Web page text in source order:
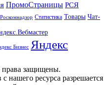
ПромоСтраницы РСЯ
Роскомнадзор Статистика Товары Чат-
Бизнес Яндекс
права защищены.
нашего ресурса разрешается